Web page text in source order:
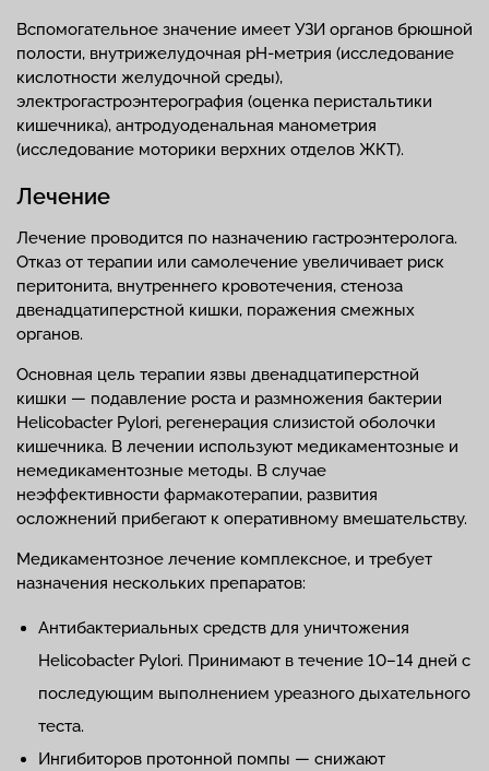
Вспомогательное значение имеет УЗИ органов брюшной
полости, внутрижелудочная pH-метрия (исследование
кислотности желудочной среды),
электрогастроэнтерография (оценка перистальтики
кишечника), антродуоденальная манометрия
(исследование моторики верхних отделов ЖКТ).
Лечение
Лечение проводится по назначению гастроэнтеролога.
Отказ от терапии или самолечение увеличивает риск
перитонита, внутреннего кровотечения, стеноза
двенадцатиперстной кишки, поражения смежных
органов.
Основная цель терапии язвы двенадцатиперстной
кишки — подавление роста и размножения бактерии
Helicobacter Pylori, регенерация слизистой оболочки
кишечника. В лечении используют медикаментозные и
немедикаментозные методы. В случае
неэффективности фармакотерапии, развития
осложнений прибегают к оперативному вмешательству.
Медикаментозное лечение комплексное, и требует
назначения нескольких препаратов:
Антибактериальных средств для уничтожения
Helicobacter Pylori. Принимают в течение 10–14 дней с
последующим выполнением уреазного дыхательного
теста.
Ингибиторов протонной помпы — снижают